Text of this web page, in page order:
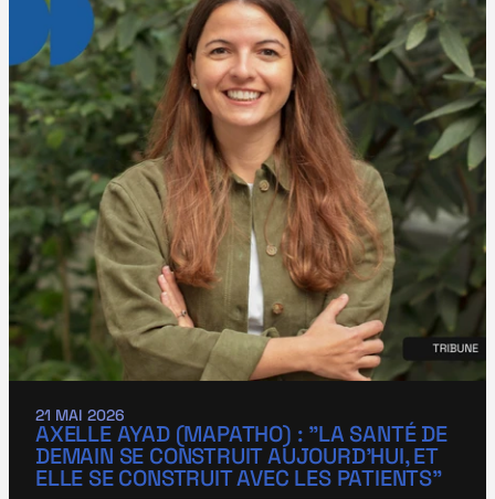
21 MAI 2026
AXELLE AYAD (MAPATHO) : "LA SANTÉ DE
DEMAIN SE CONSTRUIT AUJOURD’HUI, ET
ELLE SE CONSTRUIT AVEC LES PATIENTS"